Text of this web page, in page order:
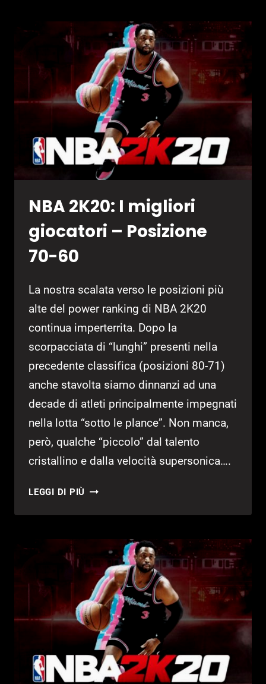
TEASER
MISTERIOSO
POI
RITIRATO
NBA 2K20: I migliori
giocatori – Posizione
70-60
La nostra scalata verso le posizioni più
alte del power ranking di NBA 2K20
continua imperterrita. Dopo la
scorpacciata di “lunghi” presenti nella
precedente classifica (posizioni 80-71)
anche stavolta siamo dinnanzi ad una
decade di atleti principalmente impegnati
nella lotta “sotto le plance”. Non manca,
però, qualche “piccolo” dal talento
cristallino e dalla velocità supersonica….
LEGGI DI PIÙ NBA
I
GIOCATORI
POSIZIONE
70-
60